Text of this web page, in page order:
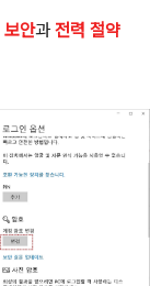
보안과 전력 절약